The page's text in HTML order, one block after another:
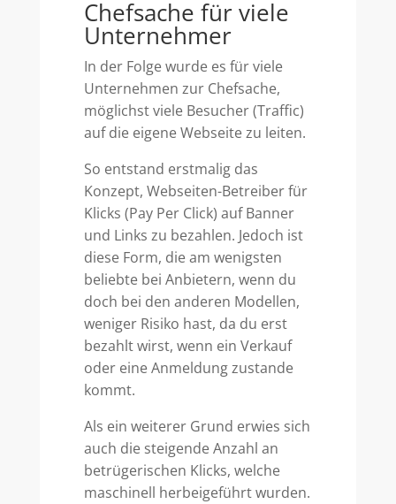
Chefsache für viele
Unternehmer
In der Folge wurde es für viele
Unternehmen zur Chefsache,
möglichst viele Besucher (Traffic)
auf die eigene Webseite zu leiten.
So entstand erstmalig das
Konzept, Webseiten-Betreiber für
Klicks (Pay Per Click) auf Banner
und Links zu bezahlen. Jedoch ist
diese Form, die am wenigsten
beliebte bei Anbietern, wenn du
doch bei den anderen Modellen,
weniger Risiko hast, da du erst
bezahlt wirst, wenn ein Verkauf
oder eine Anmeldung zustande
kommt.
Als ein weiterer Grund erwies sich
auch die steigende Anzahl an
betrügerischen Klicks, welche
maschinell herbeigeführt wurden.